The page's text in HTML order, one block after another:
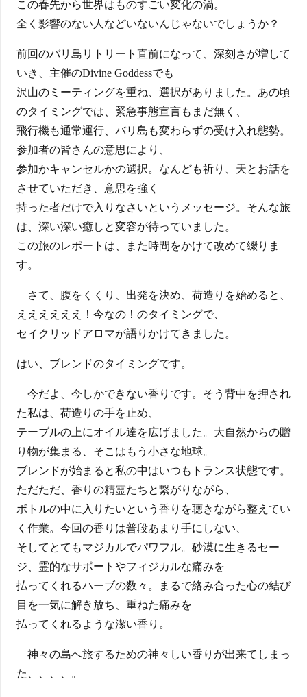
この春先から世界はものすごい変化の渦。
全く影響のない人などいないんじゃないでしょうか？
前回のバリ島リトリート直前になって、深刻さが増して
いき、主催のDivine Goddessでも
沢山のミーティングを重ね、選択がありました。あの頃
のタイミングでは、緊急事態宣言もまだ無く、
飛行機も通常運行、バリ島も変わらずの受け入れ態勢。
参加者の皆さんの意思により、
参加かキャンセルかの選択。なんども祈り、天とお話を
させていただき、意思を強く
持った者だけで入りなさいというメッセージ。そんな旅
は、深い深い癒しと変容が待っていました。
この旅のレポートは、また時間をかけて改めて綴りま
す。
さて、腹をくくり、出発を決め、荷造りを始めると、
ええええええ！今なの！のタイミングで、
セイクリッドアロマが語りかけてきました。
はい、ブレンドのタイミングです。
今だよ、今しかできない香りです。そう背中を押され
た私は、荷造りの手を止め、
テーブルの上にオイル達を広げました。大自然からの贈
り物が集まる、そこはもう小さな地球。
ブレンドが始まると私の中はいつもトランス状態です。
ただただ、香りの精霊たちと繋がりながら、
ボトルの中に入りたいという香りを聴きながら整えてい
く作業。今回の香りは普段あまり手にしない、
そしてとてもマジカルでパワフル。砂漠に生きるセー
ジ、霊的なサポートやフィジカルな痛みを
払ってくれるハーブの数々。まるで絡み合った心の結び
目を一気に解き放ち、重ねた痛みを
払ってくれるような潔い香り。
神々の島へ旅するための神々しい香りが出来てしまっ
た、、、、。